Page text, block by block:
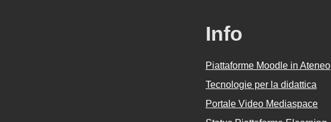
Info
Piattaforme Moodle in Ateneo
Tecnologie per la didattica
Portale Video Mediaspace